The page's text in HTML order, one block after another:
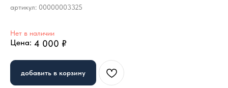
артикул: 00000003325
Цена: 4 000 ₽
Нет в наличии
добавить в корзину